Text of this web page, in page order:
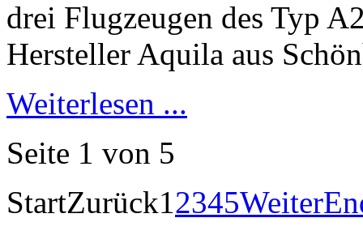
Weiterlesen ...
Seite 1 von 5
StartZurück12345Weiter